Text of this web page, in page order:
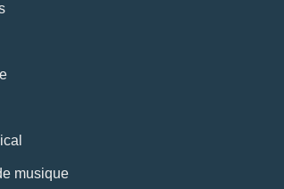
musique